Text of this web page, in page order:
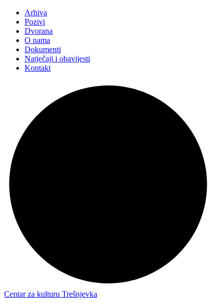
Arhiva
Pozivi
Dvorana
O nama
Dokumenti
Natječaji i obavijesti
Kontakt
Centar za kulturu Trešnjevka